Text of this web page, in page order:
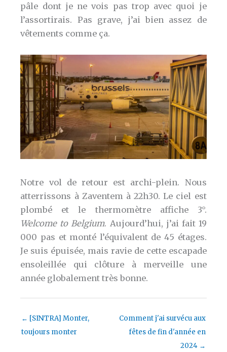
pâle dont je ne vois pas trop avec quoi je
l’assortirais. Pas grave, j’ai bien assez de
vêtements comme ça.
Notre vol de retour est archi-plein. Nous
atterrissons à Zaventem à 22h30. Le ciel est
plombé et le thermomètre affiche 3°.
Welcome to Belgium. Aujourd’hui, j’ai fait 19
000 pas et monté l’équivalent de 45 étages.
Je suis épuisée, mais ravie de cette escapade
ensoleillée qui clôture à merveille une
année globalement très bonne.
← [SINTRA] Monter,
toujours monter
Comment j'ai survécu aux
fêtes de fin d'année en
2024 →